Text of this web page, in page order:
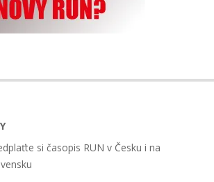
si časopis RUN v Česku i na